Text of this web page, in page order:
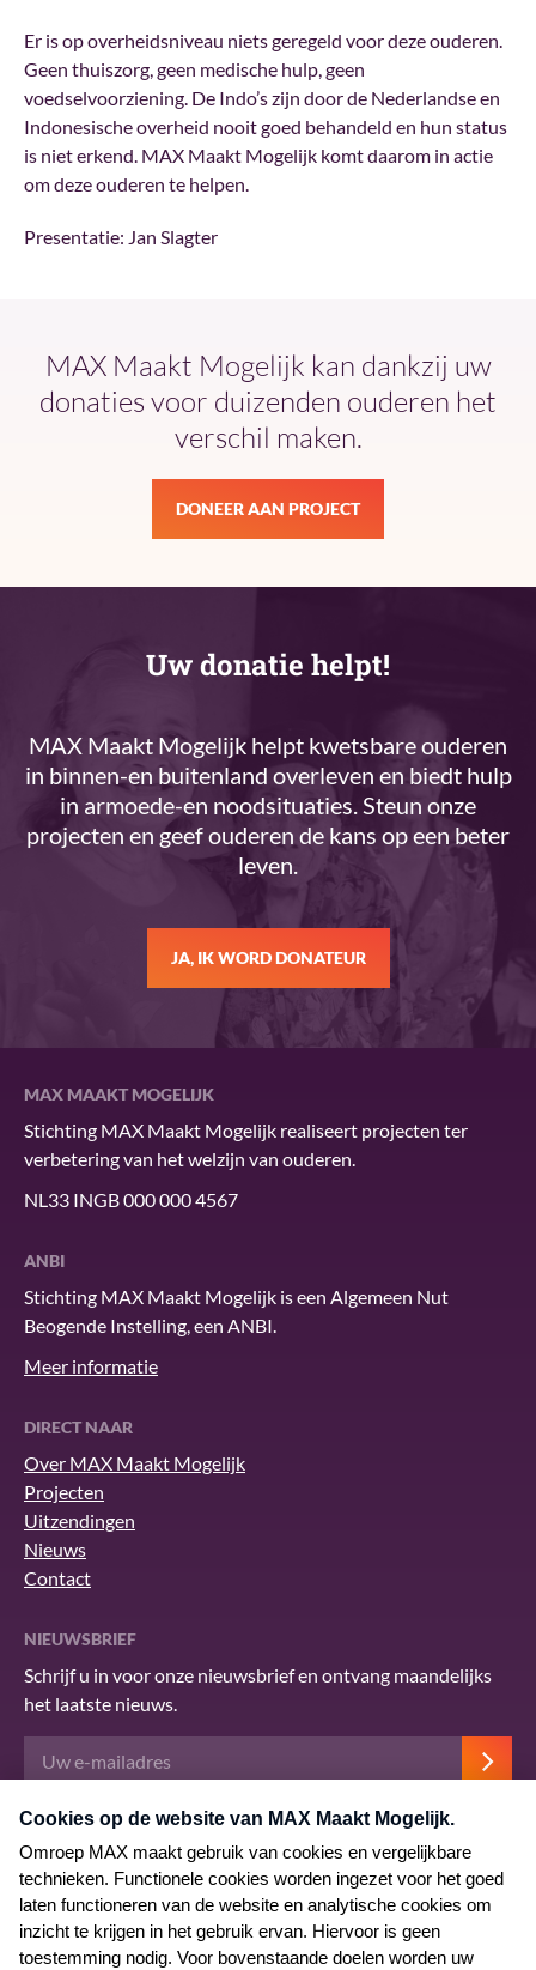
Er is op overheidsniveau niets geregeld voor deze ouderen.
Geen thuiszorg, geen medische hulp, geen
voedselvoorziening. De Indo’s zijn door de Nederlandse en
Indonesische overheid nooit goed behandeld en hun status
is niet erkend. MAX Maakt Mogelijk komt daarom in actie
om deze ouderen te helpen.
Presentatie: Jan Slagter
MAX Maakt Mogelijk kan dankzij uw
donaties voor duizenden ouderen het
verschil maken.
DONEER AAN PROJECT
Uw donatie helpt!
MAX Maakt Mogelijk helpt kwetsbare ouderen
in binnen-en buitenland overleven en biedt hulp
in armoede-en noodsituaties. Steun onze
projecten en geef ouderen de kans op een beter
leven.
JA, IK WORD DONATEUR
MAX MAAKT MOGELIJK
Stichting MAX Maakt Mogelijk realiseert projecten ter
verbetering van het welzijn van ouderen.
NL33 INGB 000 000 4567
ANBI
Stichting MAX Maakt Mogelijk is een Algemeen Nut
Beogende Instelling, een ANBI.
Meer informatie
DIRECT NAAR
Over MAX Maakt Mogelijk
Projecten
Uitzendingen
Nieuws
Contact
NIEUWSBRIEF
Schrijf u in voor onze nieuwsbrief en ontvang maandelijks
het laatste nieuws.
Deze site wordt beschermd door reCAPTCHA en het Googleprivacybeleid.
servicevoorwaarden
© 2026 MAX Maakt Mogelijk